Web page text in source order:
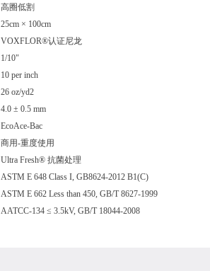
高圈低割
25cm × 100cm
VOXFLOR®认证尼龙
1/10"
10 per inch
26 oz/yd2
4.0 ± 0.5 mm
EcoAce-Bac
商用-重度使用
Ultra Fresh® 抗菌处理
ASTM E 648 Class I, GB8624-2012 B1(C)
ASTM E 662 Less than 450, GB/T 8627-1999
AATCC-134 ≤ 3.5kV, GB/T 18044-2008